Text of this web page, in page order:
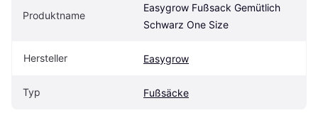
Produktname
Easygrow Fußsack Gemütlich
Schwarz One Size
Hersteller Easygrow
Typ Fußsäcke